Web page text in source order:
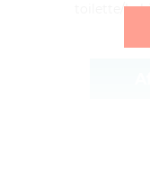
toilette/